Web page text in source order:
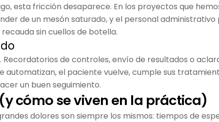
esta fricción desaparece. En los proyectos que
de un mesón saturado, y el personal
sin cuellos de botella.
de controles, envío de resultados o
automatizan, el paciente vuelve, cumple sus
un buen seguimiento.
cómo se viven en la práctica)
dolores son siempre los mismos: tiempos de